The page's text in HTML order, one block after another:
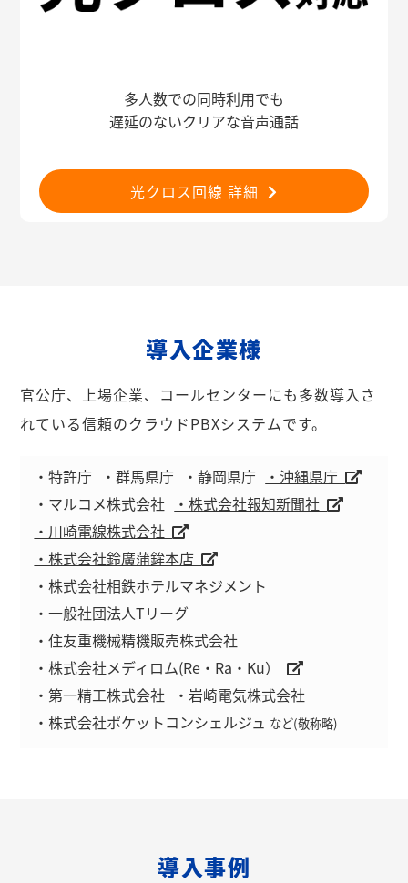
多人数での同時利用でも
遅延のないクリアな音声通話
光クロス回線 詳細
導入企業様
官公庁、上場企業、コールセンターにも多数導入さ
れている信頼のクラウドPBXシステムです。
・特許庁 ・群馬県庁 ・静岡県庁
・沖縄県庁
・マルコメ株式会社
・株式会社報知新聞社
・川崎電線株式会社
・株式会社鈴廣蒲鉾本店
・株式会社相鉄ホテルマネジメント
・一般社団法人Tリーグ
・住友重機械精機販売株式会社
・株式会社メディロム(Re・Ra・Ku）
・第一精工株式会社
・岩崎電気株式会社
・株式会社ポケットコンシェルジュ など(敬称略)
導入事例